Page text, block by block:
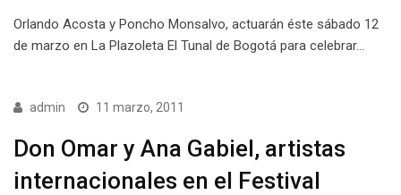
Orlando Acosta y Poncho Monsalvo, actuarán éste sábado 12
de marzo en La Plazoleta El Tunal de Bogotá para celebrar…
admin 11 marzo, 2011
Don Omar y Ana Gabiel, artistas
internacionales en el Festival